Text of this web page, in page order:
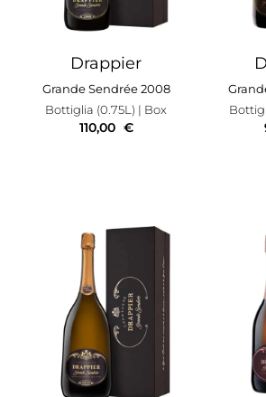
Drappier
Grande Sendrée 2008
Bottiglia (0.75L) | Box
110,00 €